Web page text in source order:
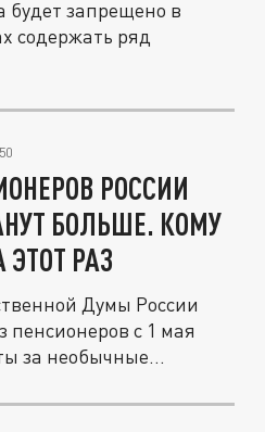
будет запрещено в
содержать ряд
РОССИИ
БОЛЬШЕ. КОМУ
РАЗ
Думы России
пенсионеров с 1 мая
за необычные...